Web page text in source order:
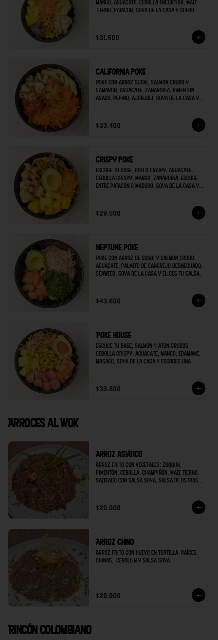
mango, aguacate, cebolla encurtida, maíz
tierno, patacón, soya de la casa y suero.
$31.500
California poke
Poke con arroz sushi, salmón crudo y
camarón, aguacate, zanahoria, pimentón
asado, pepino, ajonjolí, soya de la casa y
$33.400
Crispy poke
Escoge tu base, pollo crispy, aguacate,
cebolla crispy, mango, zanahoria, escoge
entre patacón o maduro, soya de la casa y
$29.500
Neptune poke
Poke con arroz de sushi y salmón crudo,
aguacate, palmito de cangrejo desmechado,
seaweed, soya de la casa y eliges tu salsa.
$43.600
Poke house
Escoge tu base, salmón y atún crudos,
cebolla crispy, aguacate, mango, edamame,
masago, soya de la casa y escoges una
$39.800
Arroces al wok
Arroz Asiático
Arroz frito con vegetales: Zuquini,
pimentón, cebolla, champiñón, maíz tierno.
Salteado con Salsa Soya, Salsa de Ostras,
$20.000
Arroz Chino
Arroz frito con huevo en tortilla, raíces
chinas,  cebollín y salsa soya.
$20.000
Rincón Colombiano